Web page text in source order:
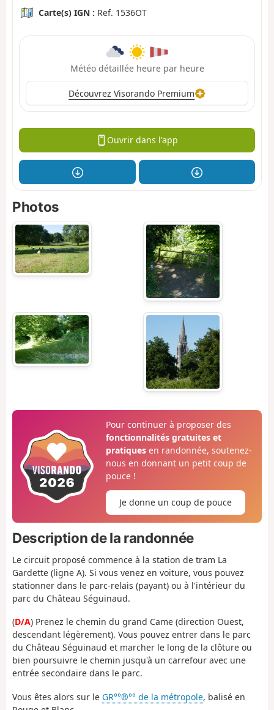
Carte(s) IGN : Ref. 1536OT
Météo détaillée heure par heure
Découvrez Visorando Premium
Ouvrir dans l'app
Photos
Pour continuer à proposer des
fonctionnalités gratuites et
pratiquesen randonnée, soutenez-
nous en donnant un petit coup de
pouce !
Je donne un coup de pouce
Description de la randonnée
Le circuit proposé commence à la station de tram La
Gardette (ligne A). Si vous venez en voiture, vous pouvez
stationner dans le parc-relais (payant) ou à l'intérieur du
parc du Château Séguinaud.
(D/A) Prenez le chemin du grand Came (direction Ouest,
descendant légèrement). Vous pouvez entrer dans le parc
du Château Séguinaud et marcher le long de la clôture ou
bien poursuivre le chemin jusqu'à un carrefour avec une
entrée secondaire dans le parc.
Vous êtes alors sur le GR°°®°° de la métropole, balisé en